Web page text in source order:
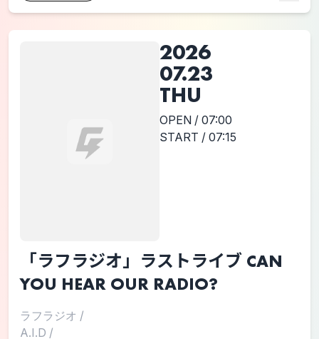
2026
07.23
THU
OPEN / 07:00
START / 07:15
「ラフラジオ」ラストライブ CAN
YOU HEAR OUR RADIO?
ラフラジオ /
A.I.D /